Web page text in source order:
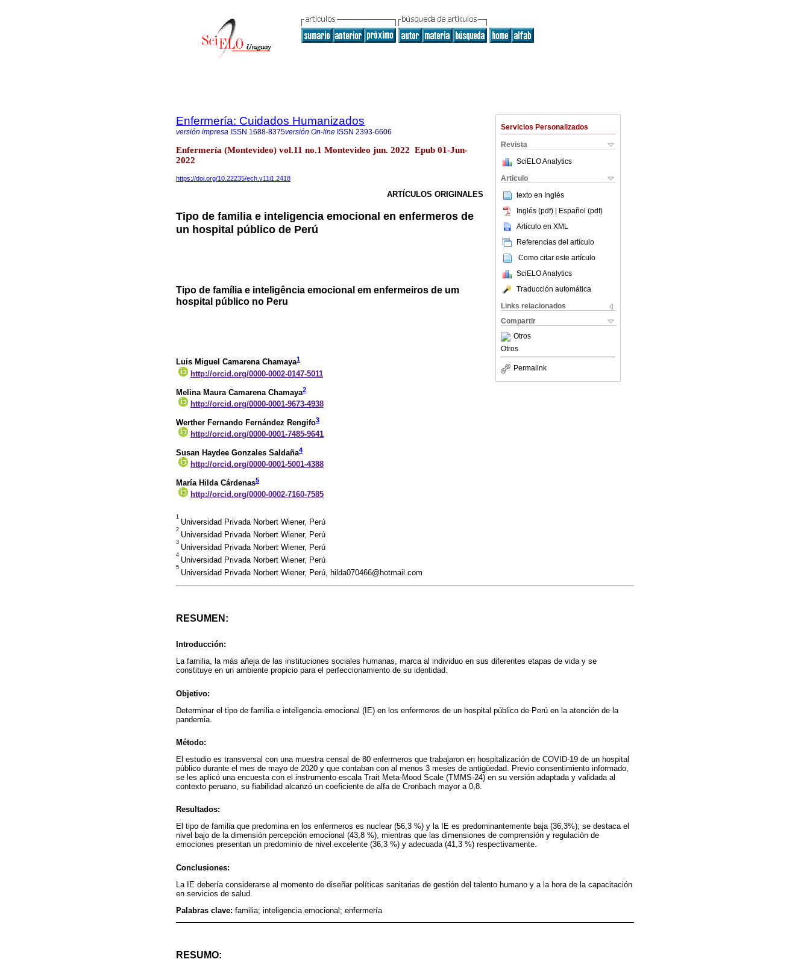
Servicios Personalizados
Revista
SciELO Analytics
Articulo
texto en Inglés
Inglés (pdf) | Español (pdf)
Articulo en XML
Referencias del artículo
Como citar este artículo
SciELO Analytics
Traducción automática
Links relacionados
Compartir
Otros
Otros
Permalink
Enfermería: Cuidados Humanizados
versión impresa ISSN 1688-8375versión On-line ISSN 2393-6606
Enfermería (Montevideo) vol.11 no.1 Montevideo jun. 2022 Epub 01-Jun-
2022
https://doi.org/10.22235/ech.v11i1.2418
ARTÍCULOS ORIGINALES
Tipo de familia e inteligencia emocional en enfermeros de
un hospital público de Perú
Tipo de família e inteligência emocional em enfermeiros de um
hospital público no Peru
Luis Miguel Camarena Chamaya1
http://orcid.org/0000-0002-0147-5011
Melina Maura Camarena Chamaya2
http://orcid.org/0000-0001-9673-4938
Werther Fernando Fernández Rengifo3
http://orcid.org/0000-0001-7485-9641
Susan Haydee Gonzales Saldaña4
http://orcid.org/0000-0001-5001-4388
María Hilda Cárdenas5
http://orcid.org/0000-0002-7160-7585
1
Universidad Privada Norbert Wiener, Perú
2
Universidad Privada Norbert Wiener, Perú
3
Universidad Privada Norbert Wiener, Perú
4
Universidad Privada Norbert Wiener, Perú
5
Universidad Privada Norbert Wiener, Perú, hilda070466@hotmail.com
RESUMEN:
Introducción:
La familia, la más añeja de las instituciones sociales humanas, marca al individuo en sus diferentes etapas de vida y se
constituye en un ambiente propicio para el perfeccionamiento de su identidad.
Objetivo:
Determinar el tipo de familia e inteligencia emocional (IE) en los enfermeros de un hospital público de Perú en la atención de la
pandemia.
Método:
El estudio es transversal con una muestra censal de 80 enfermeros que trabajaron en hospitalización de COVID-19 de un hospital
público durante el mes de mayo de 2020 y que contaban con al menos 3 meses de antigüedad. Previo consentimiento informado,
se les aplicó una encuesta con el instrumento escala Trait Meta-Mood Scale (TMMS-24) en su versión adaptada y validada al
contexto peruano, su fiabilidad alcanzó un coeficiente de alfa de Cronbach mayor a 0,8.
Resultados:
El tipo de familia que predomina en los enfermeros es nuclear (56,3 %) y la IE es predominantemente baja (36,3%); se destaca el
nivel bajo de la dimensión percepción emocional (43,8 %), mientras que las dimensiones de comprensión y regulación de
emociones presentan un predominio de nivel excelente (36,3 %) y adecuada (41,3 %) respectivamente.
Conclusiones:
La IE debería considerarse al momento de diseñar políticas sanitarias de gestión del talento humano y a la hora de la capacitación
en servicios de salud.
Palabras clave: familia; inteligencia emocional; enfermería
RESUMO: